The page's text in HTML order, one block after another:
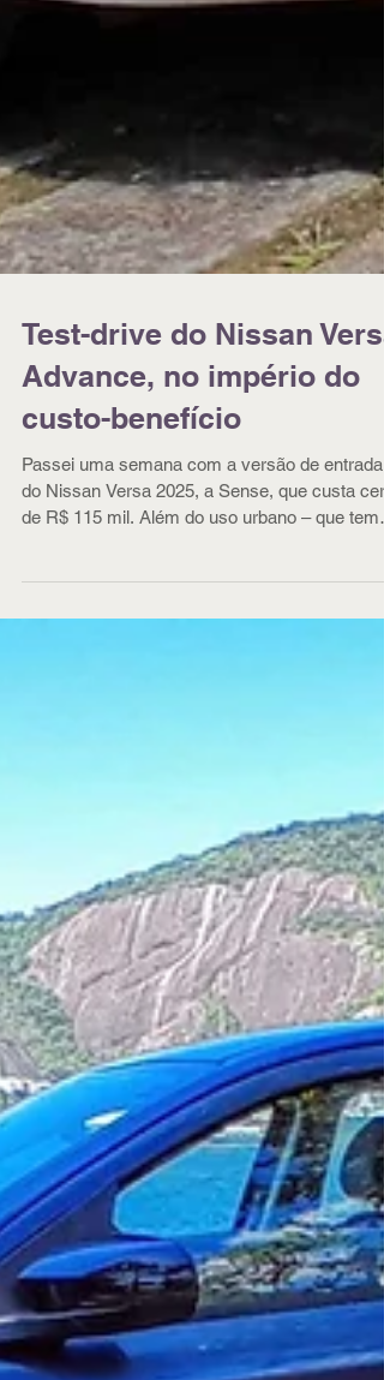
Advance, no império do
custo-benefício
pude experimentá-lo em uma viagem em
ótima oportunidade para conferir suas,
aptidões espaciais. Veja como foi a seguir.